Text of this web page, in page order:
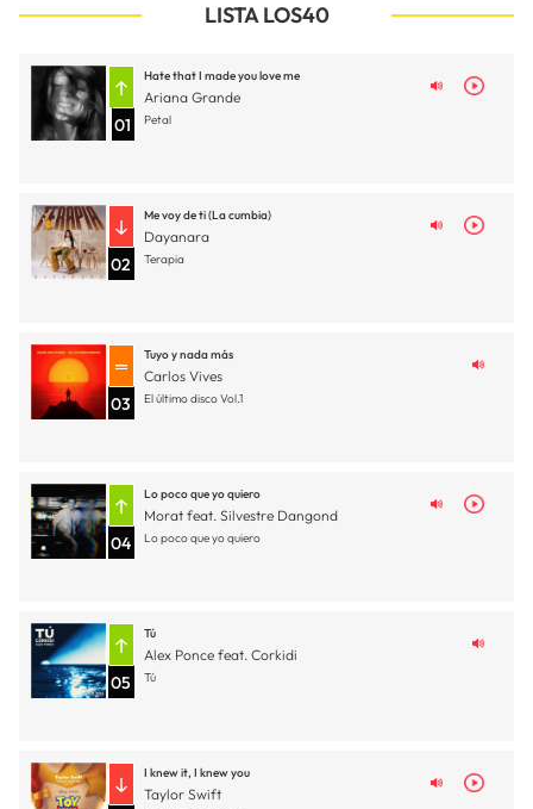
LISTA LOS40
01
Hate that I made you love me
Ariana Grande
Petal
02
Me voy de ti (La cumbia)
Dayanara
Terapia
03
Tuyo y nada más
Carlos Vives
El último disco Vol.1
04
Lo poco que yo quiero
Morat feat. Silvestre Dangond
Lo poco que yo quiero
05
Tú
Alex Ponce feat. Corkidi
Tú
I knew it, I knew you
Taylor Swift